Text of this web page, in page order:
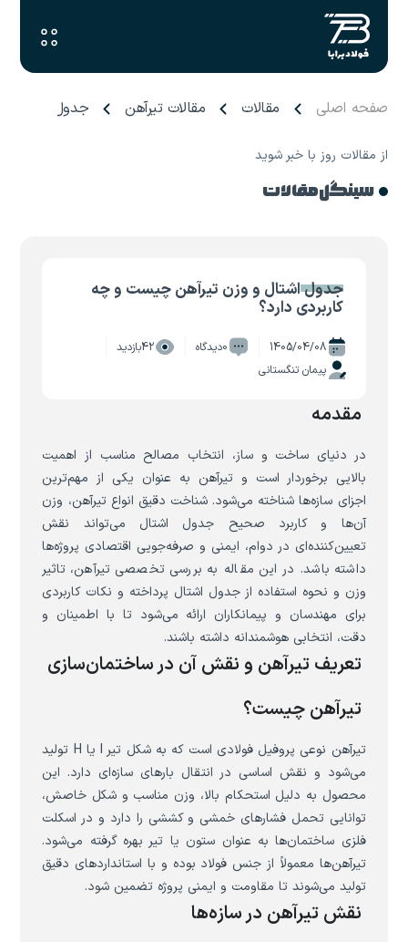
صفحه اصلی مقالات مقالات تیرآهن جدول اشتال و
از مقالات روز با خبر شوید
سینگل مقالات
جدول اشتال و وزن تیرآهن چیست و چه
کاربردی دارد؟
1405/04/08 0دیدگاه
42بازدید
پیمان تنگستانی
مقدمه
در دنیای ساخت و ساز، انتخاب مصالح مناسب از اهمیت
بالایی برخوردار است و تیرآهن به عنوان یکی از مهم‌ترین
اجزای سازه‌ها شناخته می‌شود. شناخت دقیق انواع تیرآهن، وزن
آن‌ها و کاربرد صحیح جدول اشتال می‌تواند نقش
تعیین‌کننده‌ای در دوام، ایمنی و صرفه‌جویی اقتصادی پروژه‌ها
داشته باشد. در این مقاله به بررسی تخصصی تیرآهن، تاثیر
وزن و نحوه استفاده از جدول اشتال پرداخته و نکات کاربردی
برای مهندسان و پیمانکاران ارائه می‌شود تا با اطمینان و
دقت، انتخابی هوشمندانه داشته باشند.
تعریف تیرآهن و نقش آن در ساختمان‌سازی
تیرآهن چیست؟
تیرآهن نوعی پروفیل فولادی است که به شکل تیر I یا H تولید
می‌شود و نقش اساسی در انتقال بارهای سازه‌ای دارد. این
محصول به دلیل استحکام بالا، وزن مناسب و شکل خاصش،
توانایی تحمل فشارهای خمشی و کششی را دارد و در اسکلت
فلزی ساختمان‌ها به عنوان ستون یا تیر بهره گرفته می‌شود.
تیرآهن‌ها معمولاً از جنس فولاد بوده و با استانداردهای دقیق
تولید می‌شوند تا مقاومت و ایمنی پروژه تضمین شود.
نقش تیرآهن در سازه‌ها